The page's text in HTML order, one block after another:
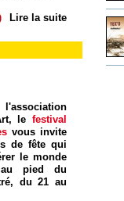
Lire la suite
le festival
vous invite
de fête qui
le monde
au pied du
du 21 au